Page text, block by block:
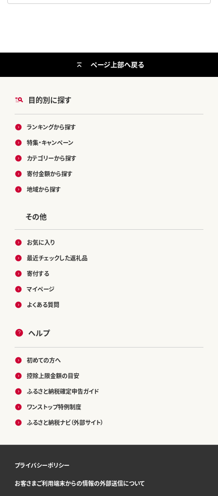
目的別に探す
ランキングから探す
特集・キャンペーン
カテゴリーから探す
寄付金額から探す
地域から探す
その他
お気に入り
最近チェックした返礼品
寄付する
マイページ
よくある質問
ヘルプ
初めての方へ
控除上限金額の目安
ふるさと納税確定申告ガイド
ワンストップ特例制度
ふるさと納税ナビ（外部サイト）
ページ上部へ戻る
プライバシーポリシー
お客さまご利用端末からの情報の外部送信について